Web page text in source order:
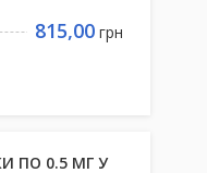
815,00грн
ПО 0.5 МГ У